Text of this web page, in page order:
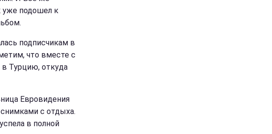
уже подошел к
подписчикам в
что вместе с
в Турцию, откуда
Евровидения
с отдыха.
в полной